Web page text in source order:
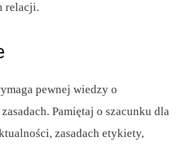
relacji.
pewnej wiedzy o
Pamiętaj o szacunku dla
zasadach etykiety,